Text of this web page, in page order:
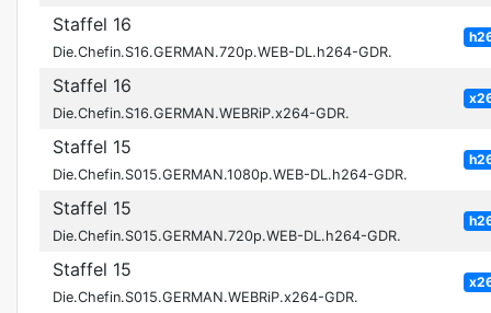
Staffel 16
Die.Chefin.S16.GERMAN.720p.WEB-DL.h264-GDR.
Staffel 16
Die.Chefin.S16.GERMAN.WEBRiP.x264-GDR.
Staffel 15
Die.Chefin.S015.GERMAN.1080p.WEB-DL.h264-GDR.
Staffel 15
Die.Chefin.S015.GERMAN.720p.WEB-DL.h264-GDR.
Staffel 15
Die.Chefin.S015.GERMAN.WEBRiP.x264-GDR.